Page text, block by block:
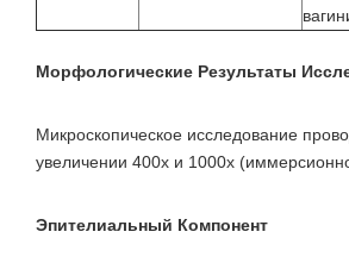
Морфологические Результаты
Микроскопическое исследование
увеличении 400х и 1000х
Эпителиальный Компонент